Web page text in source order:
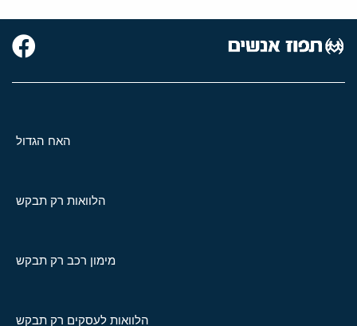
האח הגדול
הלוואות רק תבקש
מימון רכב רק תבקש
הלוואות לעסקים רק תבקש